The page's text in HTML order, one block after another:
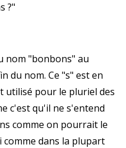
?"
nom "bonbons" au
du nom. Ce "s" est en
utilisé pour le pluriel des
c'est qu'il ne s'entend
comme on pourrait le
dans la plupart